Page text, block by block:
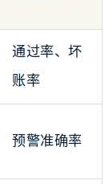
通过率、坏
账率
预警准确率